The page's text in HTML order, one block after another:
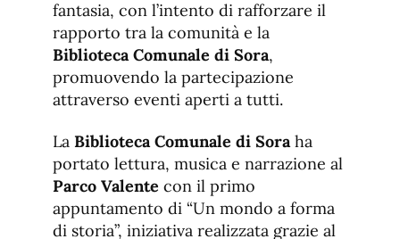
fantasia, con l’intento di rafforzare il
rapporto tra la comunità e la
Biblioteca Comunale di Sora,
promuovendo la partecipazione
attraverso eventi aperti a tutti.
La Biblioteca Comunale di Sora ha
portato lettura, musica e narrazione al
Parco Valente con il primo
appuntamento di “Un mondo a forma
di storia”, iniziativa realizzata grazie al